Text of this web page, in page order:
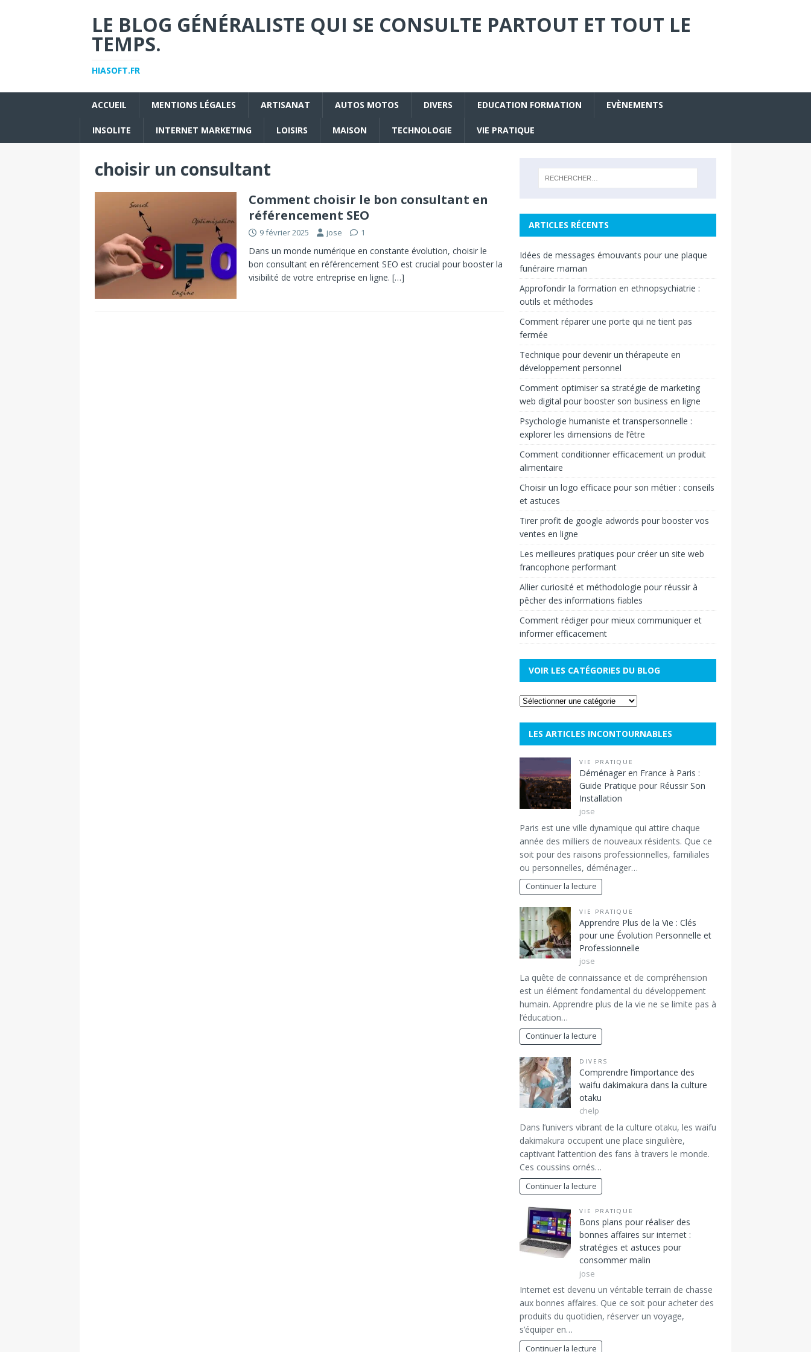
LE BLOG GÉNÉRALISTE QUI SE CONSULTE PARTOUT ET TOUT LE
TEMPS.
HIASOFT.FR
ACCUEIL MENTIONS LÉGALES ARTISANAT AUTOS MOTOS DIVERS EDUCATION FORMATION EVÈNEMENTS
INSOLITE INTERNET MARKETING LOISIRS MAISON TECHNOLOGIE VIE PRATIQUE
choisir un consultant
Comment choisir le bon consultant en
référencement SEO
9 février 2025 jose 1
Dans un monde numérique en constante évolution, choisir le
bon consultant en référencement SEO est crucial pour booster la
visibilité de votre entreprise en ligne. […]
ARTICLES RÉCENTS
Idées de messages émouvants pour une plaque
funéraire maman
Approfondir la formation en ethnopsychiatrie :
outils et méthodes
Comment réparer une porte qui ne tient pas
fermée
Technique pour devenir un thérapeute en
développement personnel
Comment optimiser sa stratégie de marketing
web digital pour booster son business en ligne
Psychologie humaniste et transpersonnelle :
explorer les dimensions de l’être
Comment conditionner efficacement un produit
alimentaire
Choisir un logo efficace pour son métier : conseils
et astuces
Tirer profit de google adwords pour booster vos
ventes en ligne
Les meilleures pratiques pour créer un site web
francophone performant
Allier curiosité et méthodologie pour réussir à
pêcher des informations fiables
Comment rédiger pour mieux communiquer et
informer efficacement
VOIR LES CATÉGORIES DU BLOG
LES ARTICLES INCONTOURNABLES
VIE PRATIQUE
Déménager en France à Paris :
Guide Pratique pour Réussir Son
Installation
jose
Paris est une ville dynamique qui attire chaque
année des milliers de nouveaux résidents. Que ce
soit pour des raisons professionnelles, familiales
ou personnelles, déménager…
Continuer la lecture
VIE PRATIQUE
Apprendre Plus de la Vie : Clés
pour une Évolution Personnelle et
Professionnelle
jose
La quête de connaissance et de compréhension
est un élément fondamental du développement
humain. Apprendre plus de la vie ne se limite pas à
l’éducation…
Continuer la lecture
DIVERS
Comprendre l’importance des
waifu dakimakura dans la culture
otaku
chelp
Dans l’univers vibrant de la culture otaku, les waifu
dakimakura occupent une place singulière,
captivant l’attention des fans à travers le monde.
Ces coussins ornés…
Continuer la lecture
VIE PRATIQUE
Bons plans pour réaliser des
bonnes affaires sur internet :
stratégies et astuces pour
consommer malin
jose
Internet est devenu un véritable terrain de chasse
aux bonnes affaires. Que ce soit pour acheter des
produits du quotidien, réserver un voyage,
s’équiper en…
Continuer la lecture